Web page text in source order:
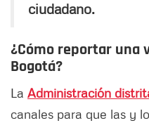
ciudadano.
¿Cómo reportar una
Bogotá?
La Administración
canales para que las y